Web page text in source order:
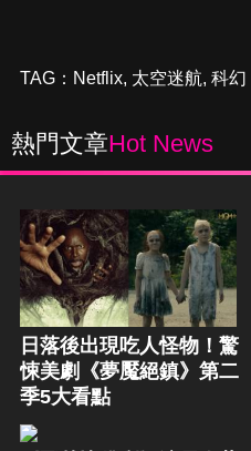
TAG： Netflix, 太空迷航, 科幻
熱門文章Hot News
日落後出現吃人怪物！驚
悚美劇《夢魘絕鎮》第二
季5大看點